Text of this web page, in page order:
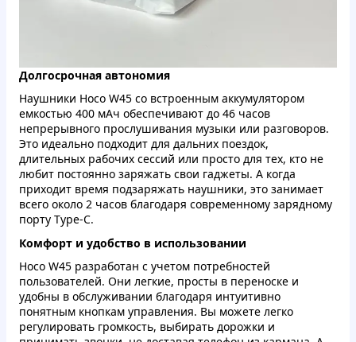
Долгосрочная автономия
Наушники Hoco W45 со встроенным аккумулятором
емкостью 400 мАч обеспечивают до 46 часов
непрерывного прослушивания музыки или разговоров.
Это идеально подходит для дальних поездок,
длительных рабочих сессий или просто для тех, кто не
любит постоянно заряжать свои гаджеты. А когда
приходит время подзаряжать наушники, это занимает
всего около 2 часов благодаря современному зарядному
порту Type-C.
Комфорт и удобство в использовании
Hoco W45 разработан с учетом потребностей
пользователей. Они легкие, просты в переноске и
удобны в обслуживании благодаря интуитивно
понятным кнопкам управления. Вы можете легко
регулировать громкость, выбирать дорожки и